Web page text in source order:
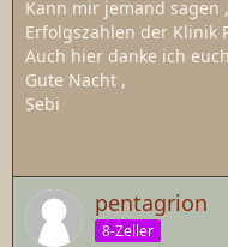
Kann mir jemand
Erfolgszahlen der Klinik
Auch hier danke ich
Gute Nacht ,
Sebi
pentagrion
8-Zeller